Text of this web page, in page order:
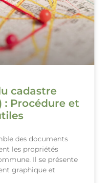
cadastre
: Procédure et
des documents
les propriétés
Il se présente
graphique et